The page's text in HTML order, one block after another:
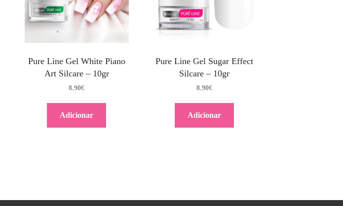
Pure Line Gel White Piano
Art Silcare – 10gr
8.90€
Adicionar
Pure Line Gel Sugar Effect
Silcare – 10gr
8.90€
Adicionar